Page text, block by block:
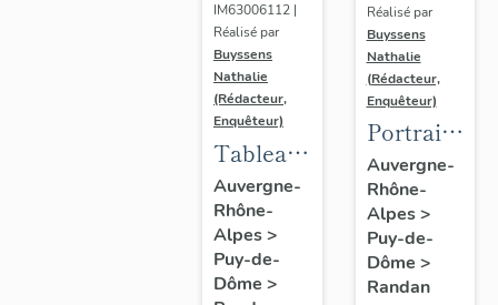
IM63006112 |
Réalisé par
Buyssens
Nathalie
(Rédacteur,
Enquêteur)
Tableau
d'Eugène
Romain
Van
Maldeghem
Auvergne-
Rhône-
Alpes>
Puy-de-
Dôme >
Réalisé par
Buyssens
Nathalie
(Rédacteur,
Enquêteur)
Portrait
d'Adélaïde
d'Orléans,
d'après
François
Gérard
Auvergne-
Rhône-
Alpes>
Puy-de-
Dôme >
Randan